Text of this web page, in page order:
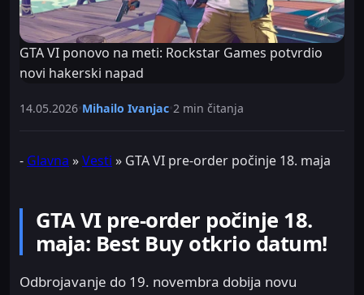
GTA VI ponovo na meti: Rockstar Games potvrdio
novi hakerski napad
14.05.2026 Mihailo Ivanjac 2 min čitanja
- Glavna »Vesti » GTA VI pre-order počinje 18. maja
GTA VI pre-order počinje 18.
maja: Best Buy otkrio datum!
Odbrojavanje do 19. novembra dobija novu